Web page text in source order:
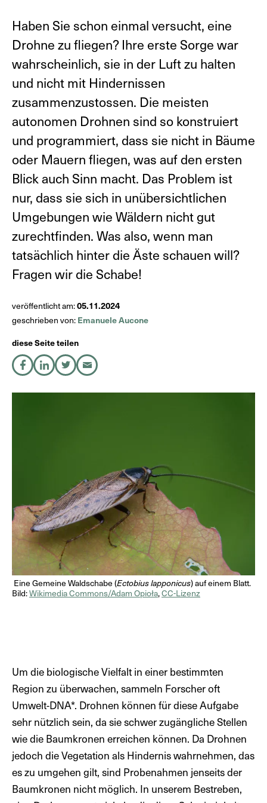
DE
EN
Haben Sie schon einmal versucht, eine
Drohne zu fliegen? Ihre erste Sorge war
wahrscheinlich, sie in der Luft zu halten
und nicht mit Hindernissen
zusammenzustossen. Die meisten
autonomen Drohnen sind so konstruiert
und programmiert, dass sie nicht in Bäume
oder Mauern fliegen, was auf den ersten
Blick auch Sinn macht. Das Problem ist
nur, dass sie sich in unübersichtlichen
Umgebungen wie Wäldern nicht gut
zurechtfinden. Was also, wenn man
tatsächlich hinter die Äste schauen will?
Fragen wir die Schabe!
veröffentlicht am:05.11.2024
geschrieben von: Emanuele Aucone
diese Seite teilen
auf Facebook teilen
auf LinkedIn teilen
auf X teilenper E-Mail teilen
Eine Gemeine Waldschabe (Ectobius lapponicus) auf einem Blatt.
Bild:Wikimedia Commons/Adam Opioła,CC-Lizenz
Um die biologische Vielfalt in einer bestimmten
Region zu überwachen, sammeln Forscher oft
Umwelt-DNA*. Drohnen können für diese Aufgabe
sehr nützlich sein, da sie schwer zugängliche Stellen
wie die Baumkronen erreichen können. Da Drohnen
jedoch die Vegetation als Hindernis wahrnehmen, das
es zu umgehen gilt, sind Probenahmen jenseits der
Baumkronen nicht möglich. In unserem Bestreben,